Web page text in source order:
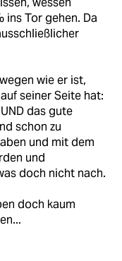
ins Tor gehen. Da
wie er ist,
seiner Seite hat:
das gute
schon zu
und mit dem
und
doch nicht nach.
doch kaum